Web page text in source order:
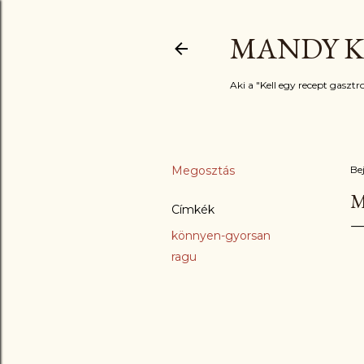
MANDY
Aki a "Kell egy recept
Megosztás
Címkék
könnyen-gyorsan
ragu